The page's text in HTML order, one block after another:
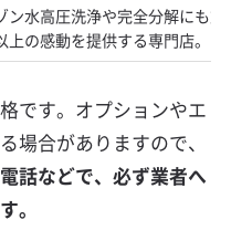
の花粉や石の粉を
ます。フィルターの
が溜まるスピード
ン水高圧洗浄や完全分解にも
上の感動を提供する専門店。
です。オプションやエ
場合がありますので、
話などで、必ず業者へ
。